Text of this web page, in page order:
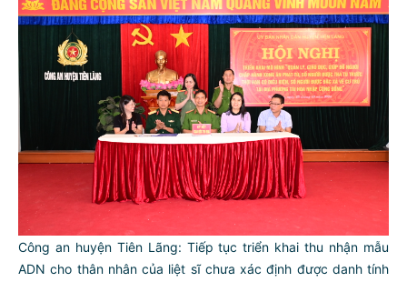
Công an huyện Tiên Lãng: Tiếp tục triển khai thu nhận mẫu
ADN cho thân nhân của liệt sĩ chưa xác định được danh tính